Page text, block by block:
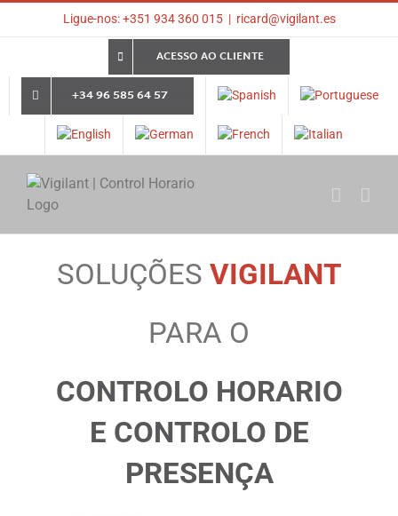
Ligue-nos: +351 934 360 015 | ricard@vigilant.es
ACESSO AO CLIENTE
+34 96 585 64 57
SOLUÇÕES VIGILANT
PARA O
CONTROLO HORARIO
E CONTROLO DE
PRESENÇA